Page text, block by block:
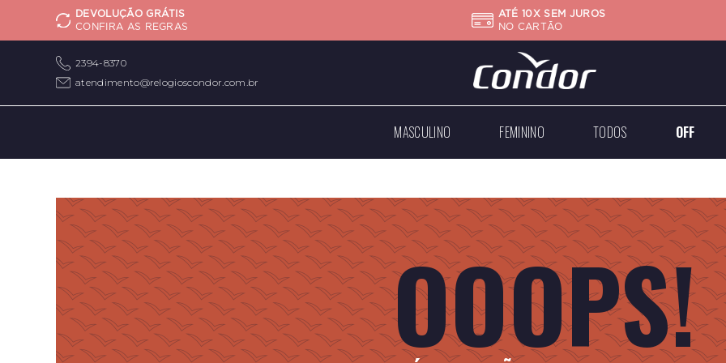
DEVOLUÇÃO GRÁTIS
CONFIRA AS REGRAS
ATÉ 10X SEM JUROS
NO CARTÃO
2394-8370
atendimento@relogioscondor.com.br
MASCULINO
Case
Médios
Dourados
Prateados
Todos
FEMININO
Médios
Grandes
Dourados
Prateados
Todos
TODOS OFF
OOOPS!